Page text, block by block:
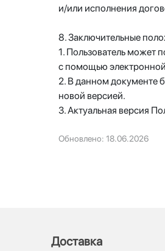
и/или исполнения
8. Заключительные
1. Пользователь может
с помощью
2. В данном документе
новой версией.
3. Актуальная версия
Обновлено: 18.06.2026
Доставка